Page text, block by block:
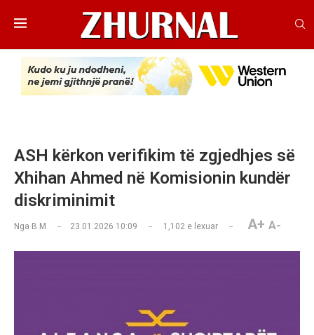
ASH kërkon verifikim të zgjedhjes së
Xhihan Ahmed në Komisionin kundër
diskriminimit
Nga B.M 23.01.2026 10:09 1,102 e lexuar A+ A-